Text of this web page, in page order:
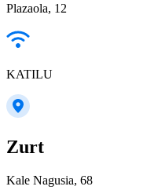
Plazaola, 12
KATILU
Zurt
Kale Nagusia, 68